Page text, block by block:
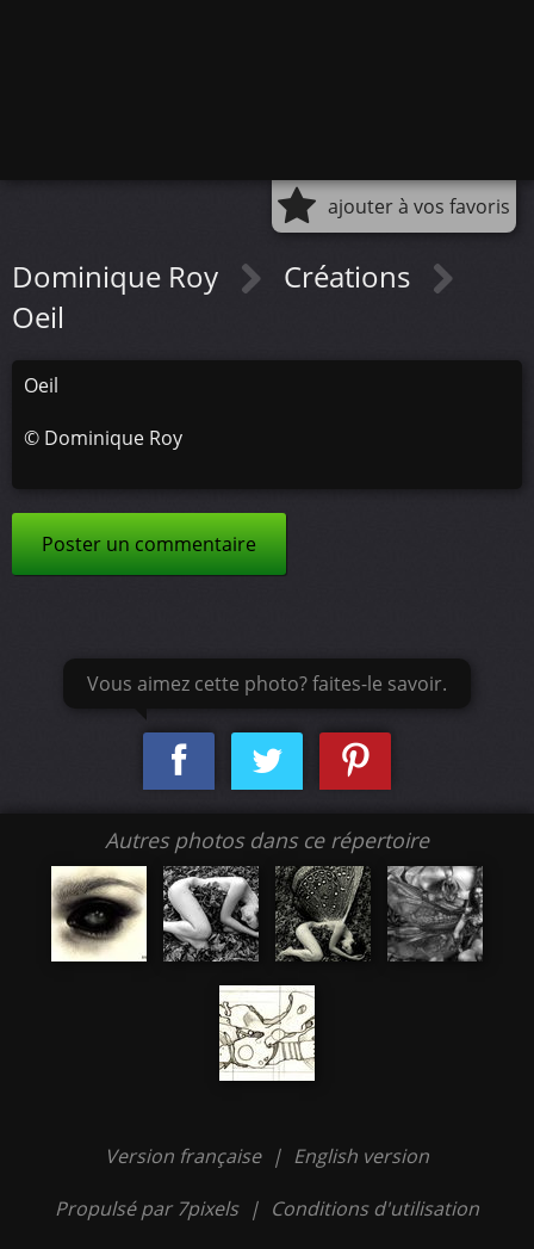
ajouter à vos favoris
Dominique Roy
Créations
Oeil
Oeil
© Dominique Roy
Poster un commentaire
Vous aimez cette photo? faites-le savoir.
Autres photos dans ce répertoire
Version française | English version
Propulsé par 7pixels | Conditions d'utilisation